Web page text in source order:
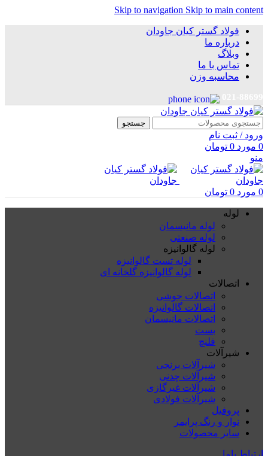
Skip to navigation Skip to main content
فولاد گستر کیان جاودان
درباره ما
وبلاگ
تماس با ما
محاسبه وزن
جستجو
ورود / ثبت نام
0 مورد 0 تومان
منو
0 مورد 0 تومان
لوله
لوله مانیسمان
لوله صنعتی
لوله گالوانیزه
لوله تست گالوانیزه
لوله گالوانیزه گلخانه ای
اتصالات
اتصالات جوشی
اتصالات گالوانیزه
اتصالات مانیسمان
بست
فلنچ
شیرآلات
شیرآلات برنجی
شیرآلات چدنی
شیرآلات غیرگازی
شیرآلات فولادی
پروفیل
نوار و رنگ پرایمر
سایر محصولات
ارتباط باما